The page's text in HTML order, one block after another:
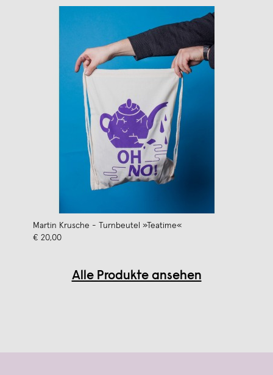
Martin Krusche - Turnbeutel »Teatime«
€ 20,00
Alle Produkte ansehen